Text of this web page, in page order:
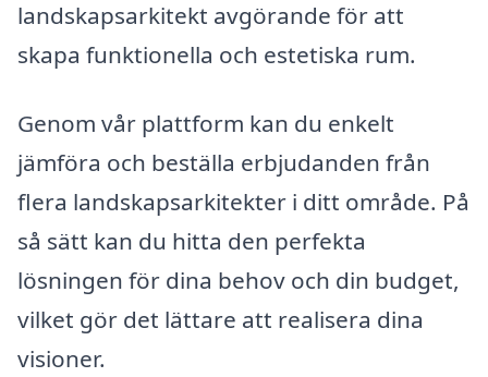
landskapsarkitekt avgörande för att
skapa funktionella och estetiska rum.
Genom vår plattform kan du enkelt
jämföra och beställa erbjudanden från
flera landskapsarkitekter i ditt område. På
så sätt kan du hitta den perfekta
lösningen för dina behov och din budget,
vilket gör det lättare att realisera dina
visioner.